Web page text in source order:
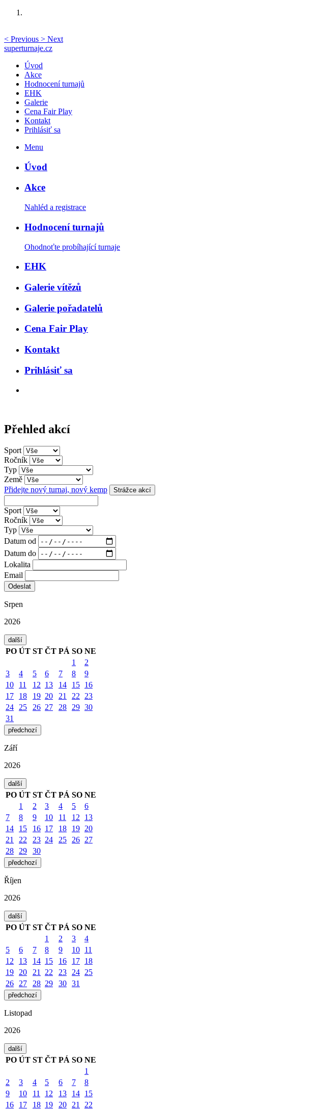
< Previous > Next
superturnaje.cz
Úvod
Akce
Hodnocení turnajů
EHK
Galerie
Cena Fair Play
Kontakt
Prihlásiť sa
Menu
Úvod
Akce
Nahléd a registrace
Hodnocení turnajů
Ohodnoťte probíhající turnaje
EHK
Galerie vítězů
Galerie pořadatelů
Cena Fair Play
Kontakt
Prihlásiť sa
Přehled akcí
Sport
Ročník
Typ
Země
Přidejte nový turnaj, nový kemp
Strážce akcí
Sport
Ročník
Typ
Datum od
Datum do
Lokalita
Email
Srpen
2026
další
PO ÚT ST ČT PÁ SO NE
1
2
3
4 5 6 7 8
9
10
11 12 13 14 15 16
17
18 19 20 21 22 23
24 25 26 27 28 29 30
31
předchozí
Září
2026
další
PO ÚT ST ČT PÁ SO NE
1
2 3 4 5
6
7
8 9 10 11 12 13
14
15 16 17 18 19 20
21
22 23 24 25 26 27
28 29 30
předchozí
Říjen
2026
další
PO ÚT ST ČT PÁ SO NE
1
2 3
4
5
6 7 8 9 10 11
12
13 14 15 16 17 18
19 20 21 22 23 24 25
26 27 28 29 30 31
předchozí
Listopad
2026
další
PO ÚT ST ČT PÁ SO NE
1
2
3 4 5 6 7
8
9
10 11 12 13 14 15
16
17 18 19 20 21 22